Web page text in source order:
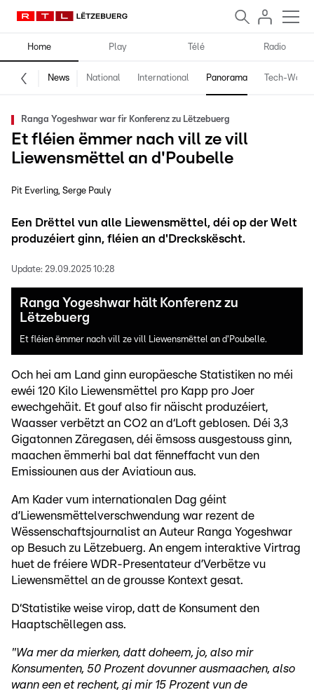
Home Play Télé Radio
News National International Panorama Tech-World
Ranga Yogeshwar war fir Konferenz zu Lëtzebuerg
Et fléien ëmmer nach vill ze vill
Liewensmëttel an d'Poubelle
Pit Everling Serge Pauly
Een Drëttel vun alle Liewensmëttel, déi op der Welt
produzéiert ginn, fléien an d'Dreckskëscht.
Update: 29.09.2025 10:28
Ranga Yogeshwar hält Konferenz zu
Lëtzebuerg
Et fléien ëmmer nach vill ze vill Liewensmëttel an d'Poubelle.
Och hei am Land ginn europäesche Statistiken no méi
ewéi 120 Kilo Liewensmëttel pro Kapp pro Joer
ewechgehäit. Et gouf also fir näischt produzéiert,
Waasser verbëtzt an CO2 an d‘Loft geblosen. Déi 3,3
Gigatonnen Zäregasen, déi ëmsoss ausgestouss ginn,
maachen ëmmerhi bal dat fënneffacht vun den
Emissiounen aus der Aviatioun aus.
Am Kader vum internationalen Dag géint
d’Liewensmëttelverschwendung war rezent de
Wëssenschaftsjournalist an Auteur Ranga Yogeshwar
op Besuch zu Lëtzebuerg. An engem interaktive Virtrag
huet de fréiere WDR-Presentateur d’Verbëtze vu
Liewensmëttel an de grousse Kontext gesat.
D‘Statistike weise virop, datt de Konsument den
Haaptschëllegen ass.
"Wa mer da mierken, datt doheem, jo, also mir
Konsumenten, 50 Prozent dovunner ausmaachen, also
wann een et rechent, gi mir 15 Prozent vun de